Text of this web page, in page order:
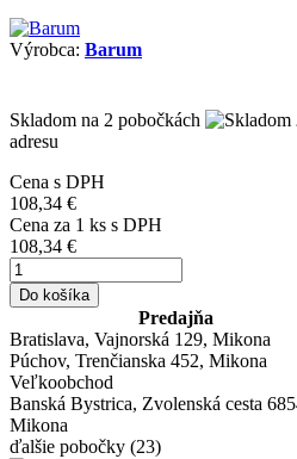
Výrobca: Barum
Skladom na 2 pobočkách
adresu
Cena s DPH
108,34 €
Cena za 1 ks s DPH
108,34 €
Do košíka
Predajňa
Bratislava, Vajnorská 129, Mikona
Púchov, Trenčianska 452, Mikona
Veľkoobchod
Banská Bystrica, Zvolenská cesta
Mikona
ďalšie pobočky (23)